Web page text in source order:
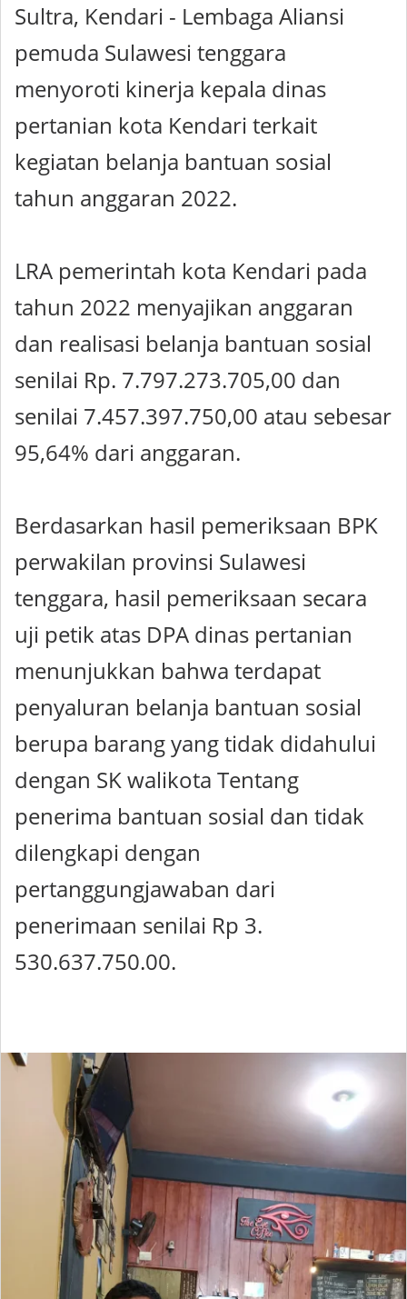
Sultra, Kendari - Lembaga Aliansi
pemuda Sulawesi tenggara
menyoroti kinerja kepala dinas
pertanian kota Kendari terkait
kegiatan belanja bantuan sosial
tahun anggaran 2022.
LRA pemerintah kota Kendari pada
tahun 2022 menyajikan anggaran
dan realisasi belanja bantuan sosial
senilai Rp. 7.797.273.705,00 dan
senilai 7.457.397.750,00 atau sebesar
95,64% dari anggaran.
Berdasarkan hasil pemeriksaan BPK
perwakilan provinsi Sulawesi
tenggara, hasil pemeriksaan secara
uji petik atas DPA dinas pertanian
menunjukkan bahwa terdapat
penyaluran belanja bantuan sosial
berupa barang yang tidak didahului
dengan SK walikota Tentang
penerima bantuan sosial dan tidak
dilengkapi dengan
pertanggungjawaban dari
penerimaan senilai Rp 3.
530.637.750.00.